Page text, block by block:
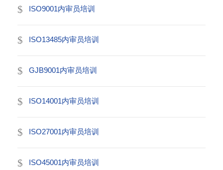
ISO9001内审员培训
ISO13485内审员培训
GJB9001内审员培训
ISO14001内审员培训
ISO27001内审员培训
ISO45001内审员培训